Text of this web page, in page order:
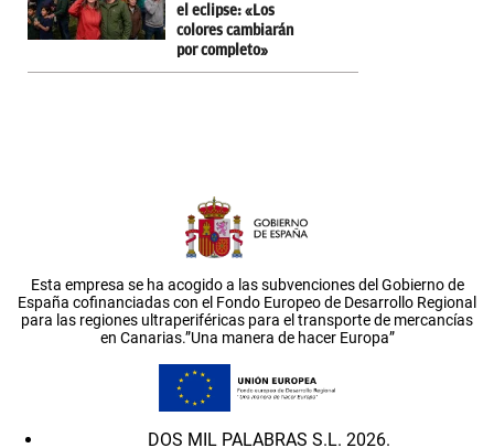
el eclipse: «Los
colores cambiarán
por completo»
Esta empresa se ha acogido a las subvenciones del Gobierno de
España cofinanciadas con el Fondo Europeo de Desarrollo Regional
para las regiones ultraperiféricas para el transporte de mercancías
en Canarias.”Una manera de hacer Europa”
DOS MIL PALABRAS S.L. 2026.